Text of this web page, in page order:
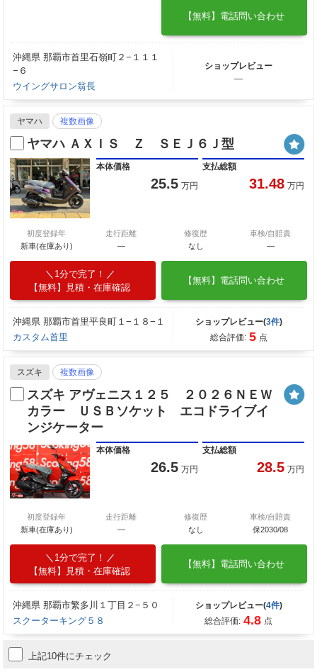
【無料】電話問い合わせ
沖縄県 那覇市首里石嶺町２−１１１
−６
ウイングサロン翁長
ショップレビュー
―
ヤマハ 複数画像
ヤマハ ＡＸＩＳ Ｚ ＳＥＪ６Ｊ型
本体価格
25.5 万円
支払総額
31.48 万円
初度登録年
新車(在庫あり)
走行距離
―
修復歴
なし
車検/自賠責
―
1分で完了！
【無料】見積・在庫確認
【無料】電話問い合わせ
沖縄県 那覇市首里平良町１−１８−１
カスタム首里
ショップレビュー(3件)
総合評価: 5 点
スズキ 複数画像
スズキ アヴェニス１２５ ２０２６ＮＥＷ
カラー ＵＳＢソケット エコドライブイ
ンジケーター
本体価格
26.5 万円
支払総額
28.5 万円
初度登録年
新車(在庫あり)
走行距離
―
修復歴
なし
車検/自賠責
保2030/08
1分で完了！
【無料】見積・在庫確認
【無料】電話問い合わせ
沖縄県 那覇市繁多川１丁目２−５０
スクーターキング５８
ショップレビュー(4件)
総合評価: 4.8 点
上記10件にチェック